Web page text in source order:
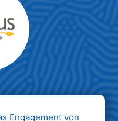
AG
Engagement von